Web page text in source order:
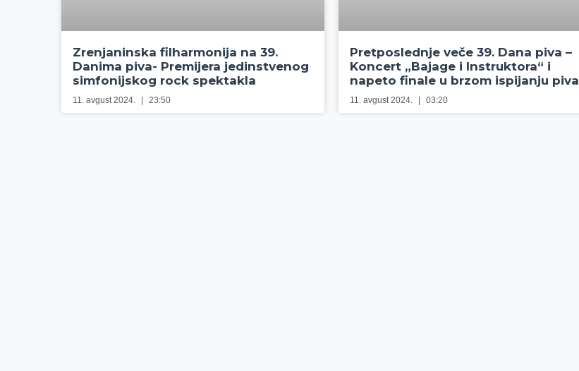
Zrenjaninska filharmonija na 39.
Danima piva- Premijera jedinstvenog
simfonijskog rock spektakla
11. avgust 2024. 23:50
Pretposlednje veče 39. Dana piva –
Koncert „Bajage i Instruktora“ i
napeto finale u brzom ispijanju piva
11. avgust 2024. 03:20